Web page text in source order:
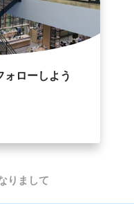
ォローしよう
りまして